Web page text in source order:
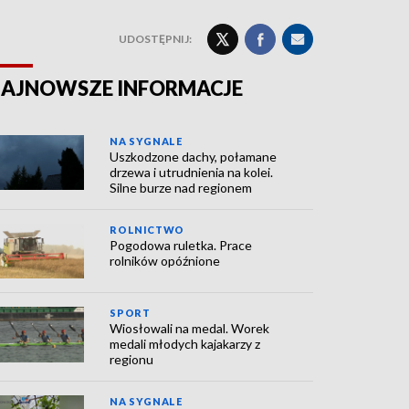
UDOSTĘPNIJ:
INFORMACJE
NA SYGNALE
Uszkodzone dachy, połamane
drzewa i utrudnienia na kolei.
Silne burze nad regionem
ROLNICTWO
Pogodowa ruletka. Prace
rolników opóźnione
SPORT
Wiosłowali na medal. Worek
medali młodych kajakarzy z
regionu
NA SYGNALE